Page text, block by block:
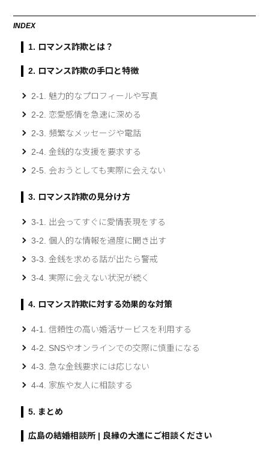
INDEX
1. ロマンス詐欺とは？
2. ロマンス詐欺の手口と特徴
2-1. 魅力的なプロフィールや写真
2-2. 恋愛感情を急速に深める
2-3. 頻繁なメッセージや電話
2-4. 金銭的な支援を要求する
2-5. 会おうとしても実際に会えない
3. ロマンス詐欺の見分け方
3-1. 出会ってすぐに愛情表現をする
3-2. 個人的な情報を過度に聞き出す
3-3. 金銭を求める話が出たら警戒
3-4. 実際に会えない状況が続く
4. ロマンス詐欺に対する効果的な対策
4-1. 信頼性の高い婚活サービスを利用する
4-2. SNSやオンラインでの交際に慎重になる
4-3. 急な金銭要求には応じない
4-4. 家族や友人に相談する
5. まとめ
広島の結婚相談所 | 良縁の大進にご相談ください